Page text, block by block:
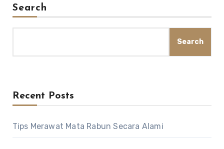
Search
Search
Recent Posts
Tips Merawat Mata Rabun Secara Alami